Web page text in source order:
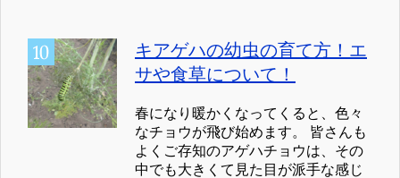
キアゲハの幼虫の育て方！エ
サや食草について！
春になり暖かくなってくると、色々
なチョウが飛び始めます。 皆さんも
よくご存知のアゲハチョウは、その
中でも大きくて見た目が派手な感じ